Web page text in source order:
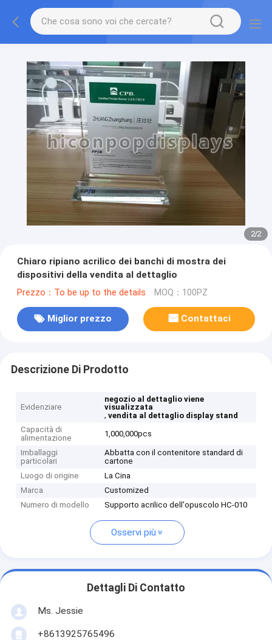
2/2
Chiaro ripiano acrilico dei banchi di mostra dei
dispositivi della vendita al dettaglio
Prezzo：To be up to the details MOQ：100PZ
Miglior prezzo Contattaci
Descrizione Di Prodotto
Evidenziare
negozio al dettaglio viene
visualizzata
,vendita al dettaglio display stand
Capacità di
alimentazione
1,000,000pcs
Imballaggi
particolari
Abbatta con il contenitore standard di
cartone
Luogo di origine
La Cina
Marca
Customized
Numero di modello
Supporto acrilico dell'opuscolo HC-010
Osservi più
Dettagli Di Contatto
Ms. Jessie
+8613925765496